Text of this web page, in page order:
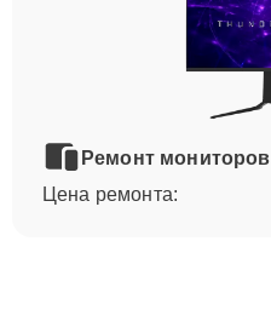
Ремонт мониторов
Цена ремонта: